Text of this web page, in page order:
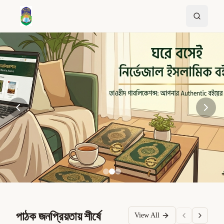
পাঠক জনপ্রিয়তায় শীর্ষে View All